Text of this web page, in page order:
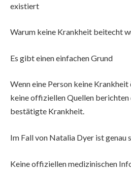
existiert
Warum keine Krankheit beitecht
Es gibt einen einfachen Grund
Wenn eine Person keine
keine offiziellen Quellen berichten
bestätigte Krankheit.
Im Fall von Natalia Dyer ist genau
Keine offiziellen medizinischen